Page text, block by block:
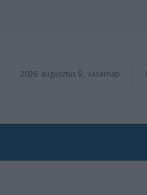
2026. augusztus 9., vasárnap